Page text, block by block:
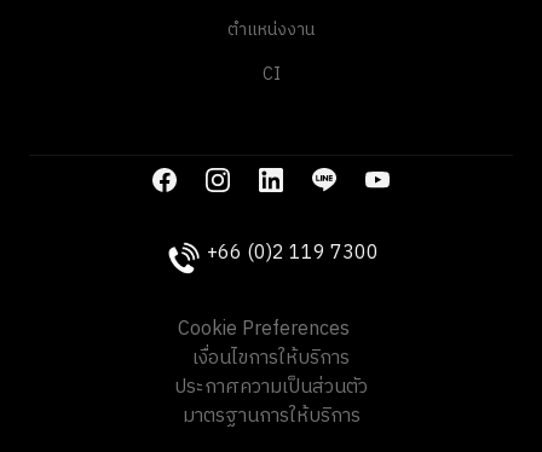
ตำแหน่งงาน
CI
+66 (0)2 119 7300
Cookie Preferences
เงื่อนไขการให้บริการ
ประกาศความเป็นส่วนตัว
มาตรฐานการให้บริการ